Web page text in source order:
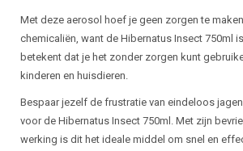
Met deze aerosol hoef je geen zorgen te
chemicaliën, want de Hibernatus Insect 750ml
betekent dat je het zonder zorgen kunt
kinderen en huisdieren.
Bespaar jezelf de frustratie van eindeloos
voor de Hibernatus Insect 750ml. Met zijn
werking is dit het ideale middel om snel en